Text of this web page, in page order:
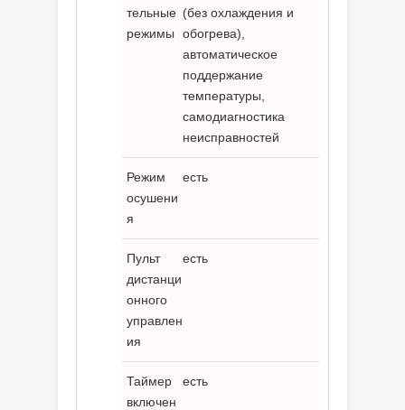
тельные
режимы
(без охлаждения и
обогрева),
автоматическое
поддержание
температуры,
самодиагностика
неисправностей
Режим
осушени
я
есть
Пульт
дистанци
онного
управлен
ия
есть
Таймер
включен
есть